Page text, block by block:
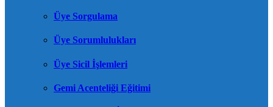
Üye Sorgulama
Üye Sorumlulukları
Üye Sicil İşlemleri
Gemi Acenteliği Eğitimi